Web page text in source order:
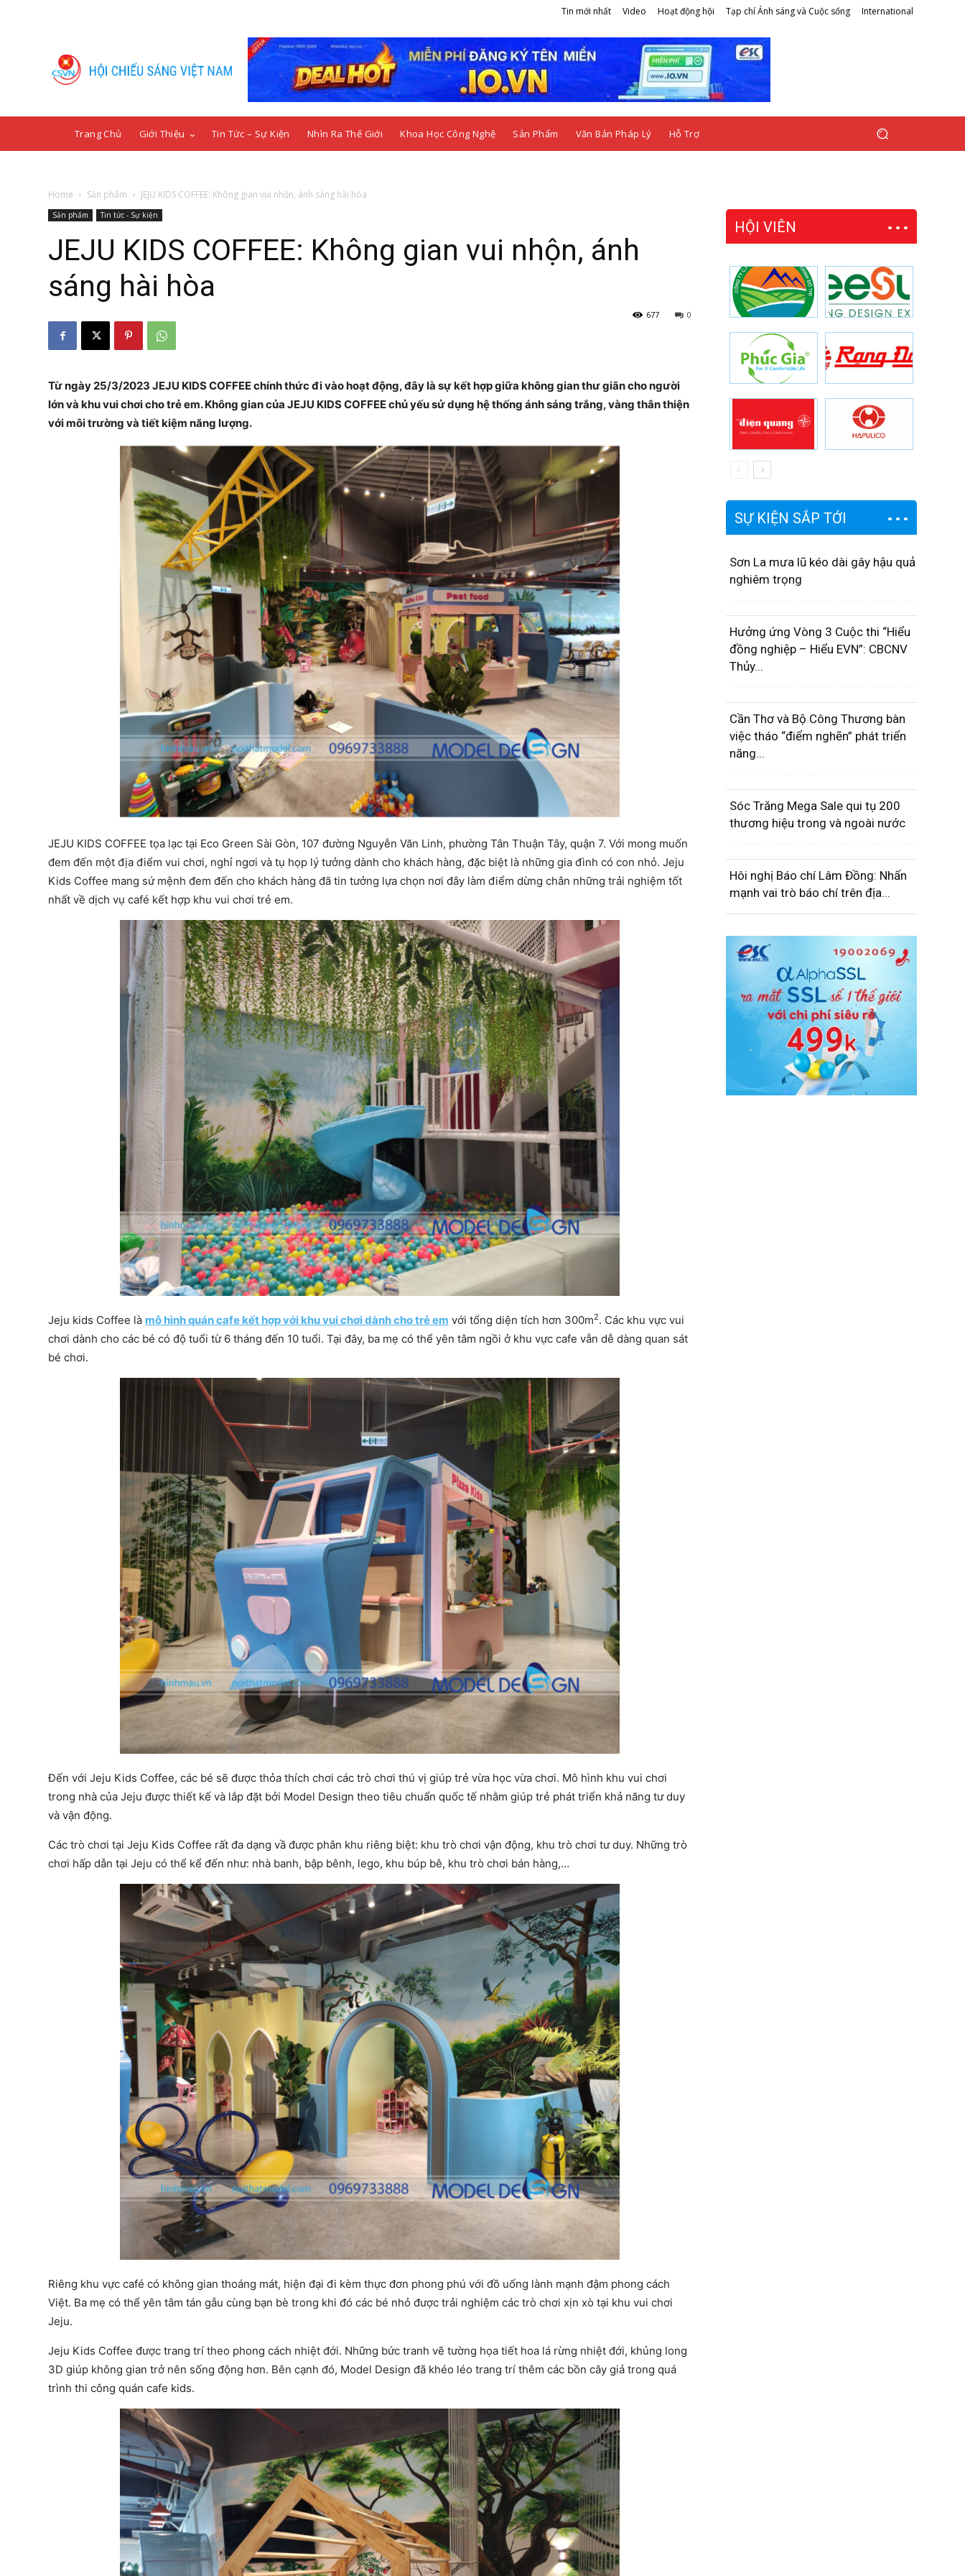
Tin mới nhất Video Hoạt động hội Tạp chí Ánh sáng và Cuộc sống International
Trang Chủ Giới Thiệu Tin Tức – Sự Kiện Nhìn Ra Thế Giới Khoa Học Công Nghệ Sản Phẩm Văn Bản Pháp Lý Hỗ Trợ
Home Sản phẩm JEJU KIDS COFFEE: Không gian vui nhộn, ánh sáng hài hòa
Sản phẩm Tin tức - Sự kiện
JEJU KIDS COFFEE: Không gian vui nhộn, ánh
sáng hài hòa
0
677
Từ ngày 25/3/2023 JEJU KIDS COFFEE chính thức đi vào hoạt động, đây là sự kết hợp giữa không gian thư giãn cho người
lớn và khu vui chơi cho trẻ em. Không gian của JEJU KIDS COFFEE chủ yếu sử dụng hệ thống ánh sáng trắng, vàng thân thiện
với môi trường và tiết kiệm năng lượng.
JEJU KIDS COFFEE tọa lạc tại Eco Green Sài Gòn, 107 đường Nguyễn Văn Linh, phường Tân Thuận Tây, quận 7. Với mong muốn
đem đến một địa điểm vui chơi, nghỉ ngơi và tụ họp lý tưởng dành cho khách hàng, đặc biệt là những gia đình có con nhỏ. Jeju
Kids Coffee mang sứ mệnh đem đến cho khách hàng đã tin tưởng lựa chọn nơi đây làm điểm dừng chân những trải nghiệm tốt
nhất về dịch vụ café kết hợp khu vui chơi trẻ em.
Jeju kids Coffee là mô hình quán cafe kết hợp với khu vui chơi dành cho trẻ em với tổng diện tích hơn 300m2. Các khu vực vui
chơi dành cho các bé có độ tuổi từ 6 tháng đến 10 tuổi. Tại đây, ba mẹ có thể yên tâm ngồi ở khu vực cafe vẫn dễ dàng quan sát
bé chơi.
Đến với Jeju Kids Coffee, các bé sẽ được thỏa thích chơi các trò chơi thú vị giúp trẻ vừa học vừa chơi. Mô hình khu vui chơi
trong nhà của Jeju được thiết kế và lắp đặt bởi Model Design theo tiêu chuẩn quốc tế nhằm giúp trẻ phát triển khả năng tư duy
và vận động.
Các trò chơi tại Jeju Kids Coffee rất đa dạng vầ được phân khu riêng biệt: khu trò chơi vận động, khu trò chơi tư duy. Những trò
chơi hấp dẫn tại Jeju có thể kể đến như: nhà banh, bập bênh, lego, khu búp bê, khu trò chơi bán hàng,…
Riêng khu vực café có không gian thoáng mát, hiện đại đi kèm thực đơn phong phú với đồ uống lành mạnh đậm phong cách
Việt. Ba mẹ có thể yên tâm tán gẫu cùng bạn bè trong khi đó các bé nhỏ được trải nghiệm các trò chơi xịn xò tại khu vui chơi
Jeju.
Jeju Kids Coffee được trang trí theo phong cách nhiệt đới. Những bức tranh vẽ tường họa tiết hoa lá rừng nhiệt đới, khủng long
3D giúp không gian trở nên sống động hơn. Bên cạnh đó, Model Design đã khéo léo trang trí thêm các bồn cây giả trong quá
trình thi công quán cafe kids.
HỘI VIÊN
SỰ KIỆN SẮP TỚI
Sơn La mưa lũ kéo dài gây hậu quả
nghiêm trọng
Hưởng ứng Vòng 3 Cuộc thi “Hiểu
đồng nghiệp – Hiểu EVN”: CBCNV
Thủy...
Cần Thơ và Bộ Công Thương bàn
việc tháo “điểm nghẽn” phát triển
năng...
Sóc Trăng Mega Sale qui tụ 200
thương hiệu trong và ngoài nước
Hôi nghị Báo chí Lâm Đồng: Nhấn
mạnh vai trò báo chí trên địa...